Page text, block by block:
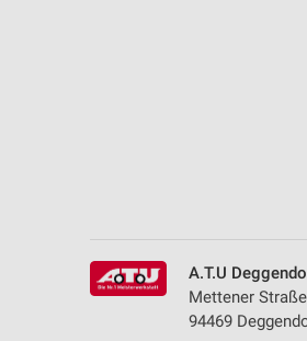
A.T.U
Mettener
94469
Verwendung genauer Standortdaten
Geräte anhand von aktiv